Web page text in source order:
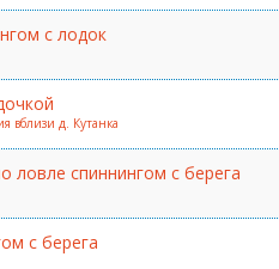
с лодок
вблизи д. Кутанка
ловле спиннингом с берега
с берега